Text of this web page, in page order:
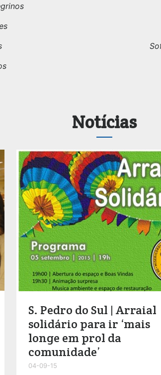
Notícias
S. Pedro do Sul | Arraial
solidário para ir ‘mais
longe em prol da
comunidade’
04-09-15